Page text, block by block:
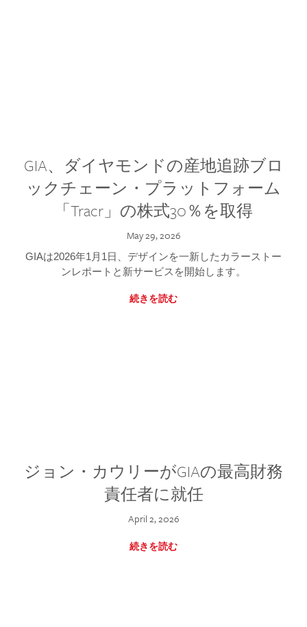
GIA、ダイヤモンドの産地追跡ブロ
ックチェーン・プラットフォーム
「Tracr」の株式30％を取得
May 29, 2026
GIAは2026年1月1日、デザインを一新したカラーストー
ンレポートと新サービスを開始します。
続きを読む
ジョン・カウリーがGIAの最高財務
責任者に就任
April 2, 2026
続きを読む